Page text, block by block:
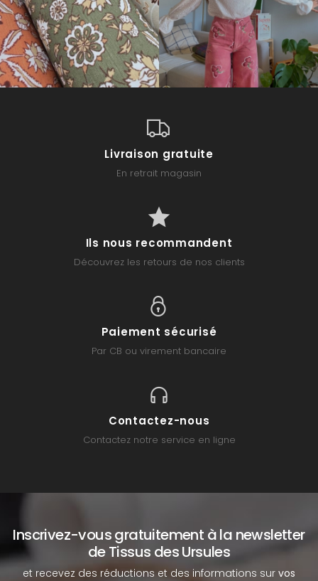
Livraison gratuite
En retrait magasin
Ils nous recommandent
Découvrez les retours de nos clients
Paiement sécurisé
Par CB ou virement bancaire
Contactez-nous
Contactez notre service en ligne
Inscrivez-vous gratuitement à la newsletter
de Tissus des Ursules
et recevez des réductions et des informations sur vos